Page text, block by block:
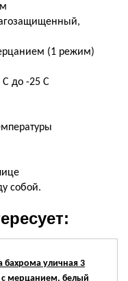
(1 режим)
С до -25 С
собой.
бахрома уличная 3
мерцанием, белый